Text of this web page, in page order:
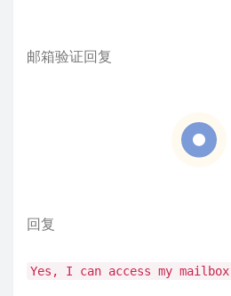
邮箱验证回复
回复
Yes, I can access my mailbox